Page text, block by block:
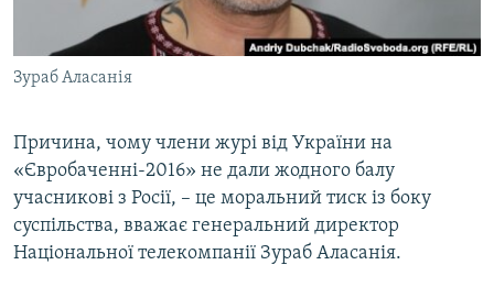
СПЕЦПРОЄКТИ
ПОДКАСТИ
РУС
УКР
КТАТ
Зураб Аласанія
Причина, чому члени журі від України на
«Євробаченні-2016» не дали жодного балу
учасникові з Росії, – це моральний тиск із боку
суспільства, вважає генеральний директор
Національної телекомпанії Зураб Аласанія.